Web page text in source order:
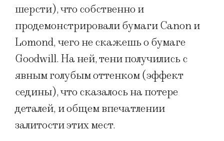
шерсти), что собственно и
продемонстрировали бумаги Canon и
Lomond, чего не скажешь о бумаге
Goodwill. На ней, тени получились с
явным голубым оттенком (эффект
седины), что сказалось на потере
деталей, и общем впечатлении
залитости этих мест.